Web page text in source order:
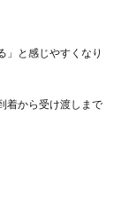
」と感じやすくなり
着から受け渡しまで